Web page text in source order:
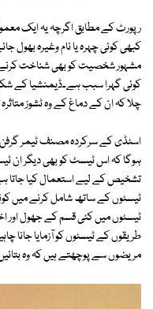
رپورٹ کے مطابق اگرچہ یہ ایک
کبھی کوئی چہرہ یا نام وغیرہ بھول
مشہور شخصیت کو بھی شناخت
کوئی گہرا سبب ہے۔ڈیمنشیا کے
چلا کہ ان کے دماغ کے وہ ٹشوز
اسٹڈی کے سرکردہ مصنف ٹیمر
ہوگا کہ اس ٹیسٹ کو بھی دیگر ان
تشخیص کے لیے استعمال کیا جاتا
ٹیسٹوں کے ساتھ شامل کرنے میں
ٹیسٹوں میں کئی قسم کے جھول اور
طریقوں کے ٹیسٹوں کو آزمایا
مریضوں سے پوچھتے ہیں کہ وہ